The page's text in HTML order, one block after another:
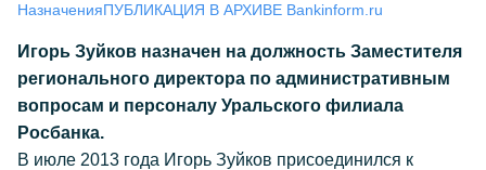
НазначенияПУБЛИКАЦИЯ В АРХИВЕ Bankinform.ru
Игорь Зуйков назначен на должность Заместителя
регионального директора по административным
вопросам и персоналу Уральского филиала
Росбанка.
В июле 2013 года Игорь Зуйков присоединился к